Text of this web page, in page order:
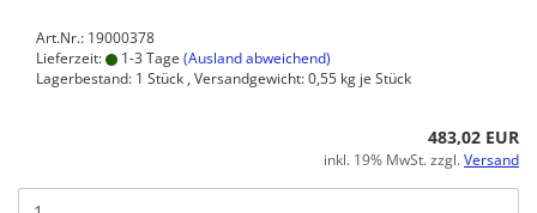
Art.Nr.: 19000378
Lieferzeit:
1-3 Tage (Ausland abweichend)
Lagerbestand: 1 Stück , Versandgewicht:0,55 kg je Stück
483,02 EUR
inkl. 19% MwSt. zzgl.Versand